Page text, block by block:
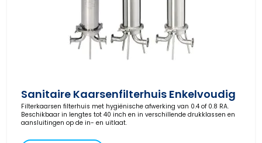
Sanitaire Kaarsenfilterhuis Enkelvoudig
Filterkaarsen filterhuis met hygiënische afwerking van 0.4 of 0.8 RA.
Beschikbaar in lengtes tot 40 inch en in verschillende drukklassen en
aansluitingen op de in- en uitlaat.